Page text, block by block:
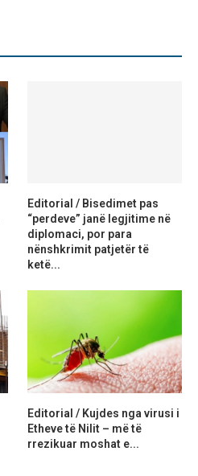
Editorial / Bisedimet pas
“perdeve” janë legjitime në
diplomaci, por para
nënshkrimit patjetër të
ketë...
Editorial / Kujdes nga virusi i
Etheve të Nilit – më të
rrezikuar moshat e...